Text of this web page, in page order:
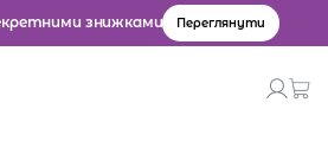
знижками Переглянути